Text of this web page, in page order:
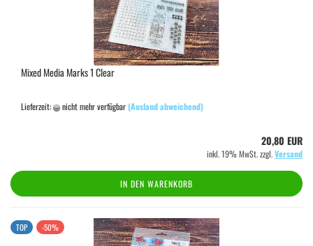
Mixed Media Marks 1 Clear
Lieferzeit: nicht mehr verfügbar(Ausland abweichend)
20,80 EUR
inkl. 19% MwSt. zzgl.Versand
IN DEN WARENKORB
TOP -50%